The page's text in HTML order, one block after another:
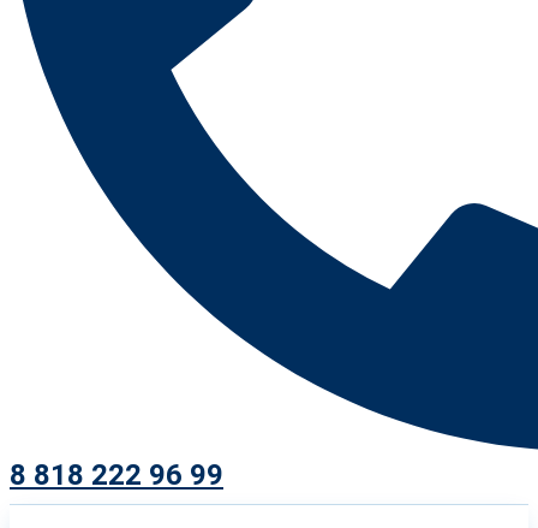
8 818 222 96 99​